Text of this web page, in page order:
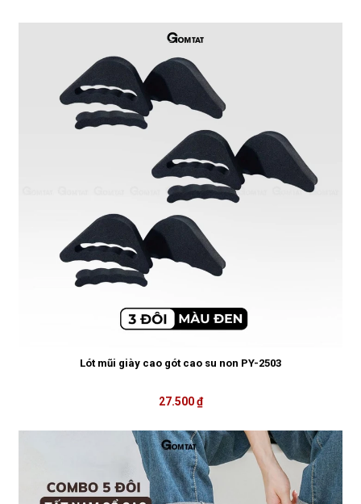
Lót mũi giày cao gót cao su non PY-2503
27.500 ₫